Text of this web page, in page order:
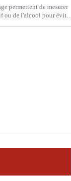
permettent de mesurer
ou de l'alcool pour éviter